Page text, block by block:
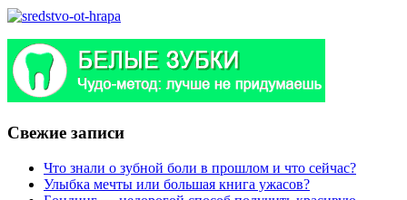
Свежие записи
Что знали о зубной боли в прошлом и что сейчас?
Улыбка мечты или большая книга ужасов?